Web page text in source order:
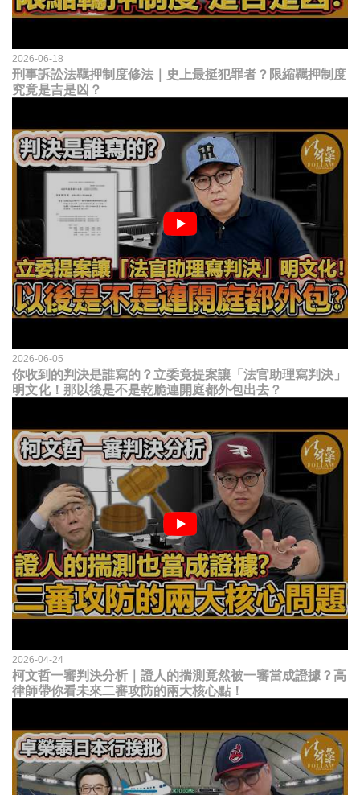
2026-06-18
刑事訴訟法羈押制度修法｜史上最挺犯罪者？限縮羈押制度
究竟是吉是凶？
2026-06-05
你收到的判決是誰寫的？立委竟提案讓「法官助理寫判決」
明文化！那以後是不是乾脆連開庭都外包出去？
2026-04-24
柯文哲一審判決分析｜證人的揣測竟然被一審當成證據？高
律師帶你看未來二審攻防的兩大核心點！